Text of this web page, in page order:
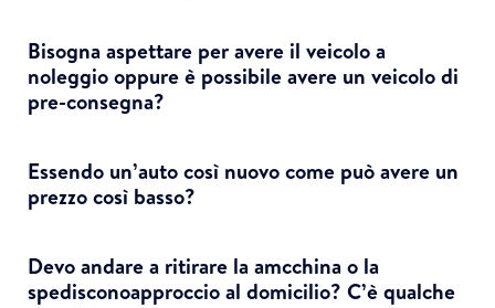
Bisogna aspettare per avere il veicolo a
noleggio oppure è possibile avere un veicolo di
pre-consegna?
Essendo un’auto così nuovo come può avere un
prezzo così basso?
Devo andare a ritirare la amcchina o la
spedisconoapproccio al domicilio? C’è qualche